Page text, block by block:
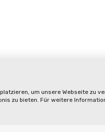
um unsere Webseite zu
zu bieten. Für weitere